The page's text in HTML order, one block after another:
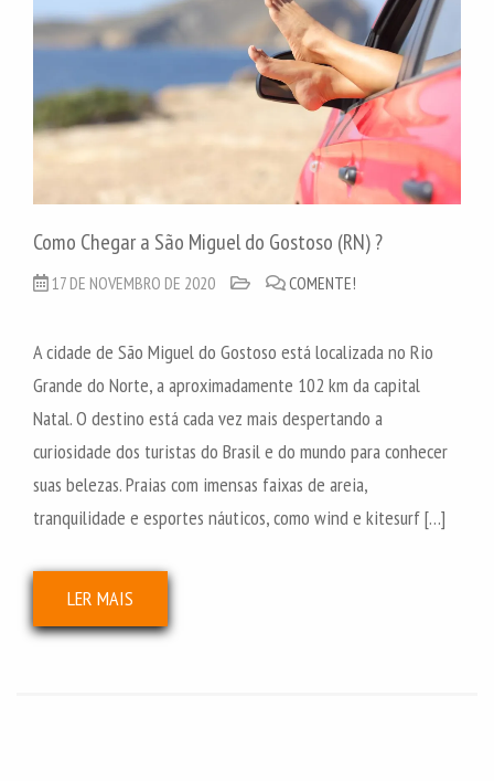
Como Chegar a São Miguel do Gostoso (RN) ?
17 DE NOVEMBRO DE 2020 COMENTE!
A cidade de São Miguel do Gostoso está localizada no Rio
Grande do Norte, a aproximadamente 102 km da capital
Natal. O destino está cada vez mais despertando a
curiosidade dos turistas do Brasil e do mundo para conhecer
suas belezas. Praias com imensas faixas de areia,
tranquilidade e esportes náuticos, como wind e kitesurf […]
LER MAIS